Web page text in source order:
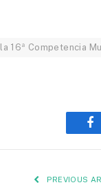
la 16ª Competencia
PREVIOUS